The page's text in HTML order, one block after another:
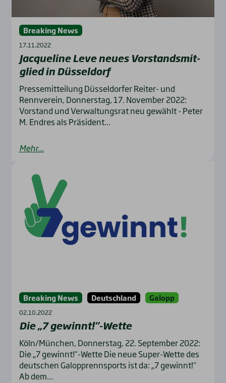
Breaking News
17.11.2022
Jac­que­line Leve neu­es Vor­stands­mit­
glied in Düs­sel­dorf
Pressemitteilung Düsseldorfer Reiter- und
Rennverein, Donnerstag, 17. November 2022:
Vorstand und Verwaltungsrat neu gewählt - Peter
M. Endres als Präsident...
Mehr...
Breaking News Deutschland Galopp
02.10.2022
Die „7 gewinnt!“-Wette
Köln/München, Donnerstag, 22. September 2022:
Die „7 gewinnt!“-Wette Die neue Super-Wette des
deutschen Galopprennsports ist da: „7 gewinnt!“
Ab dem...